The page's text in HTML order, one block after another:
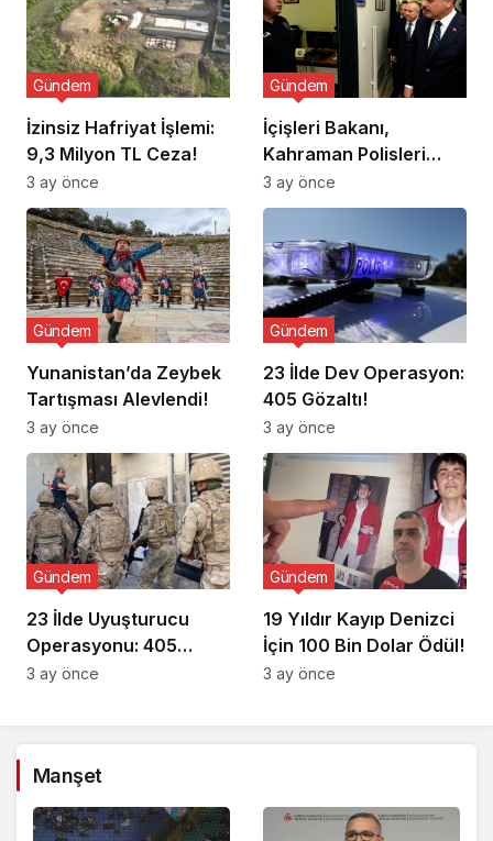
İzinsiz Hafriyat İşlemi:
9,3 Milyon TL Ceza!
Gündem
3 ay önce
İçişleri Bakanı,
Kahraman Polisleri
Ziyaret Etti
Gündem
3 ay önce
Yunanistan’da Zeybek
Tartışması Alevlendi!
Gündem
3 ay önce
23 İlde Dev Operasyon:
405 Gözaltı!
Gündem
3 ay önce
23 İlde Uyuşturucu
Operasyonu: 405
Gözaltı!
Gündem
3 ay önce
19 Yıldır Kayıp Denizci
İçin 100 Bin Dolar Ödül!
Gündem
3 ay önce
Manşet